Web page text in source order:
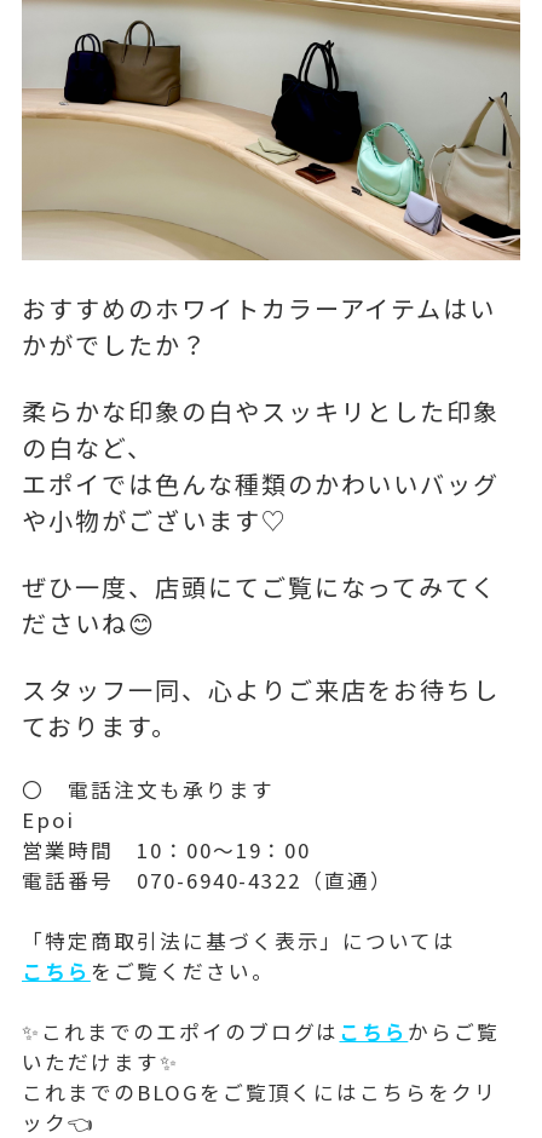
おすすめのホワイトカラーアイテムはい
かがでしたか？
柔らかな印象の白やスッキリとした印象
の白など、
エポイでは色んな種類のかわいいバッグ
や小物がございます♡
ぜひ一度、店頭にてご覧になってみてく
ださいね😊
スタッフ一同、心よりご来店をお待ちし
ております。
〇 電話注文も承ります
Epoi
営業時間 10：00～19：00
電話番号 070-6940-4322（直通）
「特定商取引法に基づく表示」については
こちら をご覧ください。
✨これまでのエポイのブログは こちら からご覧
いただけます✨
これまでのBLOGをご覧頂くにはこちらをクリ
ック👈